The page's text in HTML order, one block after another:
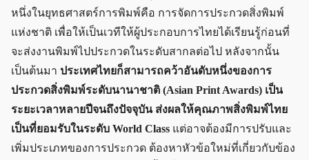
หนึ่งในยุทธศาสตร์การพิมพ์คือ การจัดการประกวดสิ่งพิมพ์
แห่งชาติ เพื่อให้เป็นเวทีให้ผู้ประกอบการไทยได้เรียนรู้ก่อนที่
จะส่งงานพิมพ์ไปประกวดในระดับสากลต่อไป หลังจากนั้น
เป็นต้นมา ประเทศไทยก็สามารถคว้าอันดับหนึ่งของการ
ประกวดสิ่งพิมพ์ระดับนานาชาติ (Asian Print Awards) เป็น
ระยะเวลาหลายปีจนถึงปัจจุบัน ส่งผลให้คุณภาพสิ่งพิมพ์ไทย
เป็นที่ยอมรับในระดับ World Class แต่อาจต้องมีการปรับและ
เพิ่มประเภทของการประกวด ต้องหาหัวข้อใหม่ที่เกี่ยวกับข้อง